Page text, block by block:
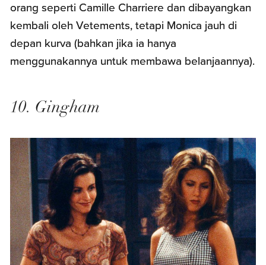
orang seperti Camille Charriere dan dibayangkan
kembali oleh Vetements, tetapi Monica jauh di
depan kurva (bahkan jika ia hanya
menggunakannya untuk membawa belanjaannya).
10. Gingham